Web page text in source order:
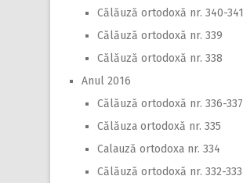
Călăuză ortodoxă nr. 340-341
Călăuză ortodoxă nr. 339
Călăuză ortodoxă nr. 338
Anul 2016
Călăuză ortodoxă nr. 336-337
Călăuza ortodoxă nr. 335
Calauză ortodoxa nr. 334
Călăuză ortodoxă nr. 332-333